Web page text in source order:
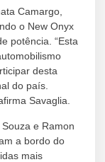
Camargo,
o New Onyx
potência. “Esta
desta
do país.
Savaglia.
e Ramon
a bordo do
mais